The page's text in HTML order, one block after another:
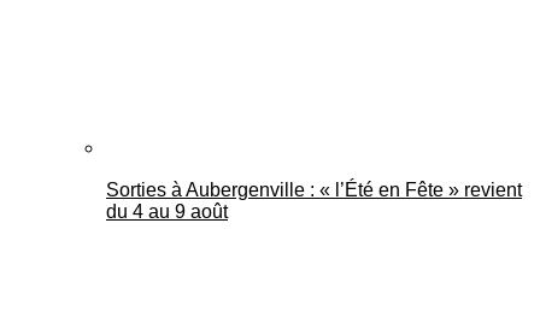
Sorties à Aubergenville : « l’Été en Fête » revient
du 4 au 9 août